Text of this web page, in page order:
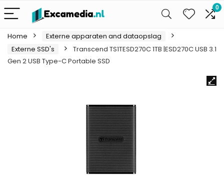
0
Home
Externe apparaten and dataopslag
Externe SSD's
Transcend TS1TESD270C 1TB |ESD270C USB 3.1
Gen 2 USB Type-C Portable SSD